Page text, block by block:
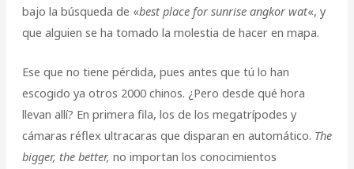
bajo la búsqueda de «best place for sunrise angkor wat«, y
que alguien se ha tomado la molestia de hacer en mapa.
Ese que no tiene pérdida, pues antes que tú lo han
escogido ya otros 2000 chinos. ¿Pero desde qué hora
llevan allí? En primera fila, los de los megatrípodes y
cámaras réflex ultracaras que disparan en automático. The
bigger, the better, no importan los conocimientos